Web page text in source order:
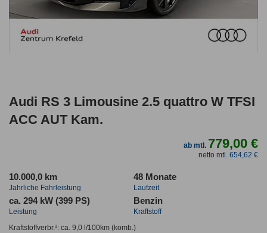
Audi RS 3 Limousine 2.5 quattro W TFSI
ACC AUT Kam.
ab mtl. 779,00 €
netto mtl. 654,62 €
10.000,0 km
Jahrliche Fahrleistung
48 Monate
Laufzeit
ca. 294 kW (399 PS)
Leistung
Benzin
Kraftstoff
Kraftstoffverbr.¹: ca. 9,0 l/100km(komb.)